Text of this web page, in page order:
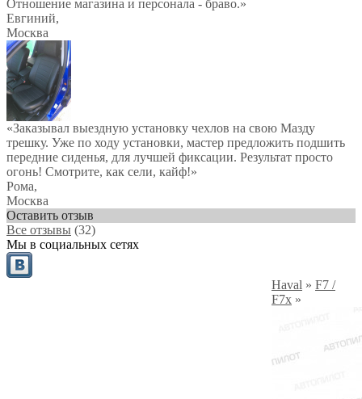
Отношение магазина и персонала - браво.»
Евгиний,
Москва
«Заказывал выездную установку чехлов на свою Мазду
трешку. Уже по ходу установки, мастер предложить подшить
передние сиденья, для лучшей фиксации. Результат просто
огонь! Смотрите, как сели, кайф!»
Рома,
Москва
Оставить отзыв
Все отзывы (32)
Мы в социальных сетях
Haval » F7 /
F7x »